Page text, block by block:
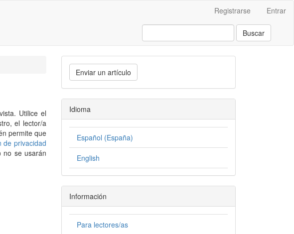
Registrarse Entrar
Buscar
Utilice el
el lector/a
permite que
de privacidad
no se usarán
Enviar un artículo
Idioma
Español (España)
English
Información
Para lectores/as